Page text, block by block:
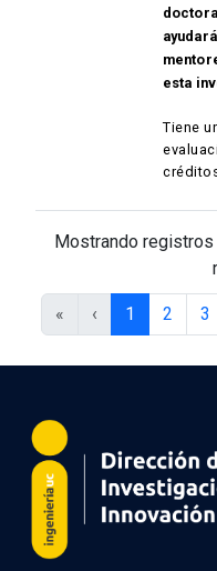
esta
Tiene
Mostrando
« ‹ 1 2 3